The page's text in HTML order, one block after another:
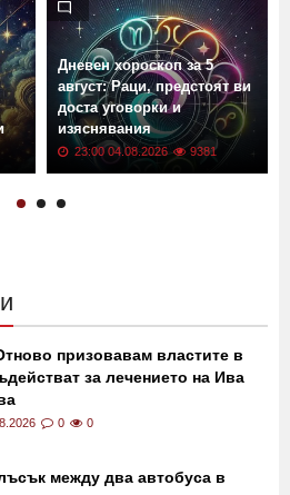
Дневен хороскоп за 5
август: Раци, предстоят ви
доста уговорки и
изяснявания
23:00 04.08.2026 9381
призовавам властите в
за лечението на Ива
0 0
между два автобуса в